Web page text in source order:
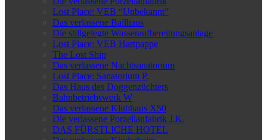
Lost Place: VEB “Unbekannt”
Das verlassene Ballhaus
Die stillgelegte Wasseraufbereitungsanlage
Lost Place: VEB Hartpappe
The Lost Ship
Das verlassene Nachtsanatorium
Lost Place: Sanatorium P.
Das Haus des Doggenzüchters
Bahnbetriebswerk W
Das verlassene Klubhaus X50
Die verlassene Porzellanfabrik J.K.
DAS FÜRSTLICHE HOTEL